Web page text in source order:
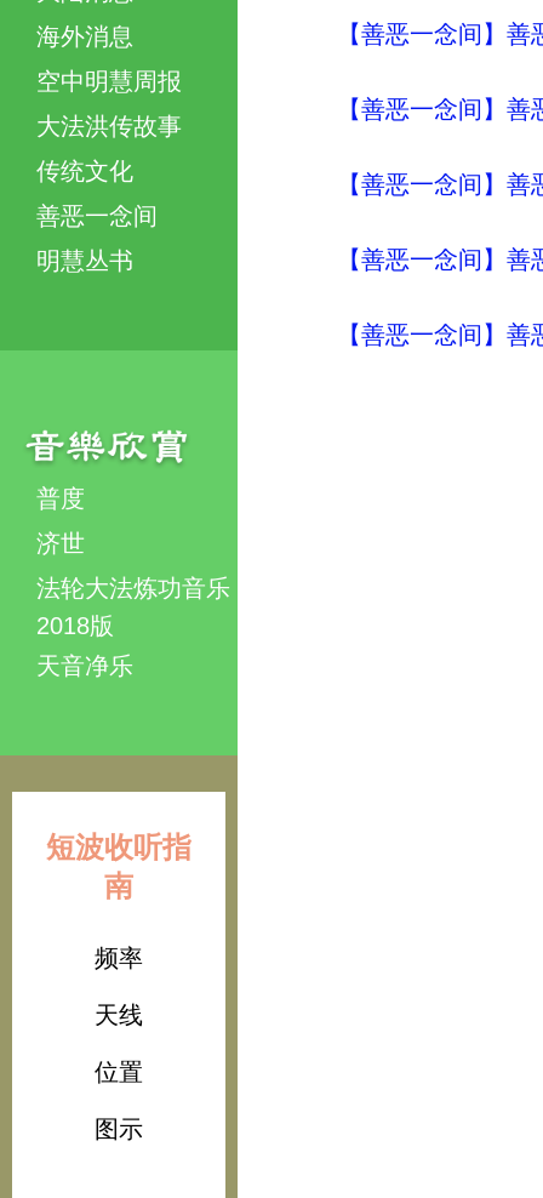
海外消息
空中明慧周报
大法洪传故事
传统文化
善恶一念间
明慧丛书
普度
济世
法轮大法炼功音乐
2018版
天音净乐
短波收听指
南
频率
天线
位置
图示
【善恶一念间】
【善恶一念间】
【善恶一念间】
【善恶一念间】
【善恶一念间】